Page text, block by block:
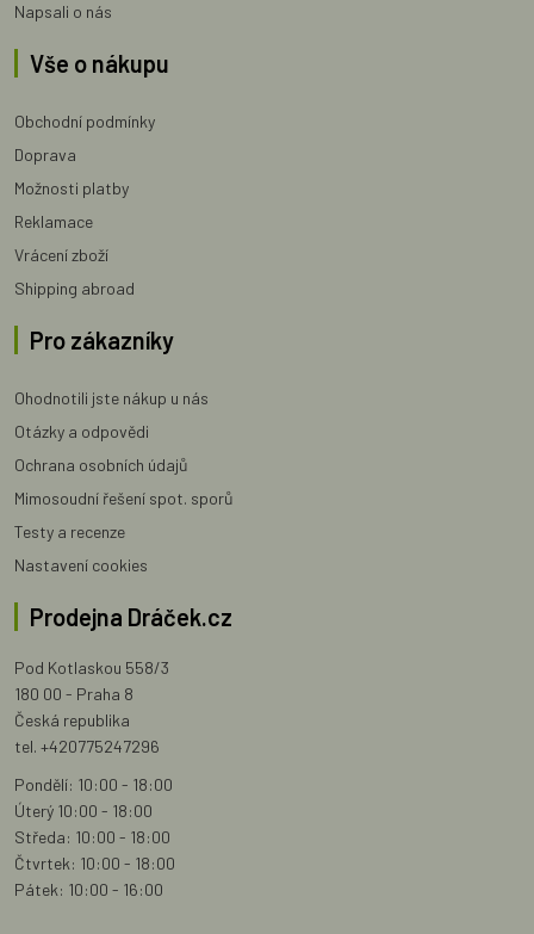
Napsali o nás
Vše o nákupu
Obchodní podmínky
Doprava
Možnosti platby
Reklamace
Vrácení zboží
Shipping abroad
Pro zákazníky
Ohodnotili jste nákup u nás
Otázky a odpovědi
Ochrana osobních údajů
Mimosoudní řešení spot. sporů
Testy a recenze
Nastavení cookies
Prodejna Dráček.cz
Pod Kotlaskou 558/3
180 00 - Praha 8
Česká republika
tel. +420775247296
Pondělí: 10:00 - 18:00
Úterý 10:00 - 18:00
Středa: 10:00 - 18:00
Čtvrtek: 10:00 - 18:00
Pátek: 10:00 - 16:00